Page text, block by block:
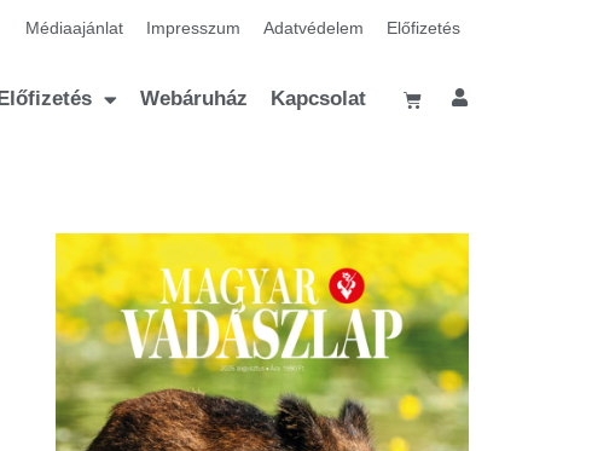
Médiaajánlat Impresszum Adatvédelem Előfizetés
Előfizetés Webáruház Kapcsolat